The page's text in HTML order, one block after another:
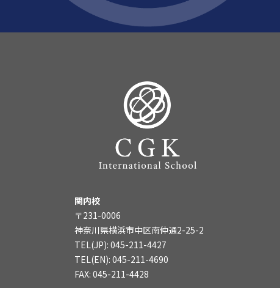
関内校
〒231-0006
神奈川県横浜市中区南仲通2-25-2
TEL(JP): 045-211-4427
TEL(EN): 045-211-4690
FAX: 045-211-4428